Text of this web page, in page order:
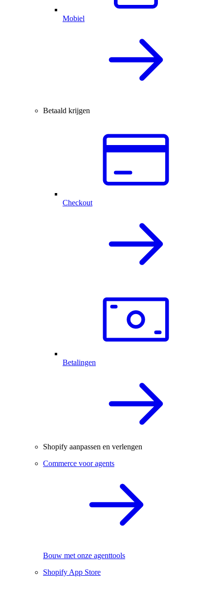
Mobiel
Betaald krijgen
Checkout
Betalingen
Shopify aanpassen en verlengen
Commerce voor agents
Bouw met onze agenttools
Shopify App Store